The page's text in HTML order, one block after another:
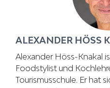
ALEXANDER HÖSS
Alexander Höss-Knakal
Foodstylist und
Tourismusschule. Er hat